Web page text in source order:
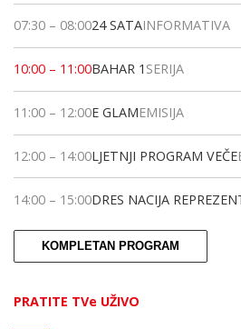
07:30 – 08:0024 SATAINFORMATIVA
10:00 – 11:00BAHAR 1 SERIJA
11:00 – 12:00E GLAMEMISIJA
12:00 – 14:00LJETNJI PROGRAM VEČE
14:00 – 15:00DRES NACIJA
KOMPLETAN PROGRAM
PRATITE TVe UŽIVO